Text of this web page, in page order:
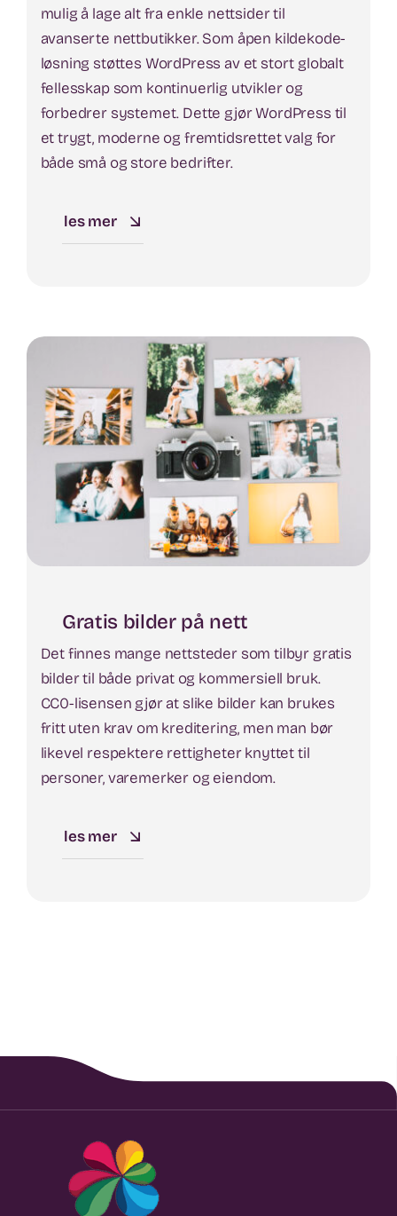
mulig å lage alt fra enkle nettsider til
avanserte nettbutikker. Som åpen kildekode-
løsning støttes WordPress av et stort globalt
fellesskap som kontinuerlig utvikler og
forbedrer systemet. Dette gjør WordPress til
et trygt, moderne og fremtidsrettet valg for
både små og store bedrifter.
les mer
Gratis bilder på nett
Det finnes mange nettsteder som tilbyr gratis
bilder til både privat og kommersiell bruk.
CC0-lisensen gjør at slike bilder kan brukes
fritt uten krav om kreditering, men man bør
likevel respektere rettigheter knyttet til
personer, varemerker og eiendom.
les mer